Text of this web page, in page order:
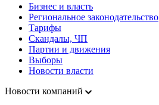
Бизнес и власть
Региональное законодательство
Тарифы
Скандалы, ЧП
Партии и движения
Выборы
Новости власти
Новости компаний